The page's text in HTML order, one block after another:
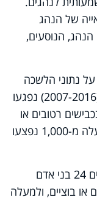
של הנהג
הנוסעים,
על נתוני הלשכה
המרכזית לסטטיסטיקה, בעשור האחרון (2007-2016) נפגעו
רטובים או
בוציים, מתוכם 214 בני אדם נהרגו ולמעלה מ-1,000 נפצעו
עוד מציינים בעמותה, כי מדי שנה נהרגים 24 בני אדם
או בוציים, ולמעלה